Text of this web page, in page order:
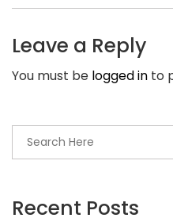
Recent Posts
seiten
Deutsche
dating
Leave a Reply
You must be logged in to